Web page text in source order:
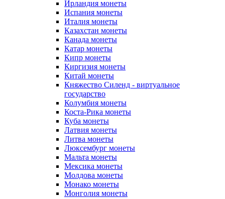
Ирландия монеты
Испания монеты
Италия монеты
Казахстан монеты
Канада монеты
Катар монеты
Кипр монеты
Киргизия монеты
Китай монеты
Княжество Силенд - виртуальное
государство
Колумбия монеты
Коста-Рика монеты
Куба монеты
Латвия монеты
Литва монеты
Люксембург монеты
Мальта монеты
Мексика монеты
Молдова монеты
Монако монеты
Монголия монеты